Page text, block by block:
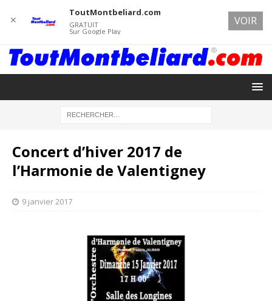
Concert d’hiver 2017 de
l’Harmonie de Valentigney
9 janvier 2017
✕
ToutMontbeliard.com
GRATUIT
Sur Google Play
VOIR